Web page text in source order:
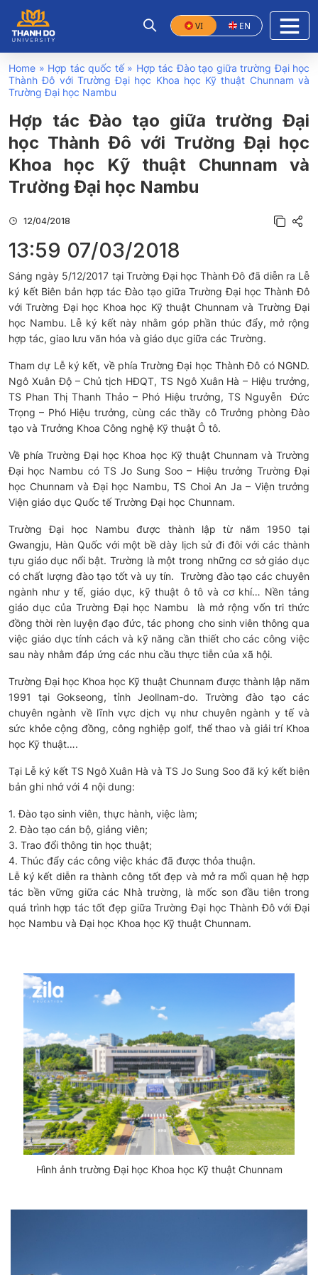
VI EN
Home » Hợp tác quốc tế» Hợp tác Đào tạo giữa trường Đại học
Thành Đô với Trường Đại học Khoa học Kỹ thuật Chunnam và
Trường Đại học Nambu
Hợp tác Đào tạo giữa trường Đại
học Thành Đô với Trường Đại học
Khoa học Kỹ thuật Chunnam và
Trường Đại học Nambu
12/04/2018
13:59 07/03/2018
Sáng ngày 5/12/2017 tại Trường Đại học Thành Đô đã diễn ra Lễ
ký kết Biên bản hợp tác Đào tạo giữa Trường Đại học Thành Đô
với Trường Đại học Khoa học Kỹ thuật Chunnam và Trường Đại
học Nambu. Lễ ký kết này nhằm góp phần thúc đẩy, mở rộng
hợp tác, giao lưu văn hóa và giáo dục giữa các Trường.
Tham dự Lễ ký kết, về phía Trường Đại học Thành Đô có NGND.
Ngô Xuân Độ – Chủ tịch HĐQT, TS Ngô Xuân Hà – Hiệu trưởng,
TS Phan Thị Thanh Thảo – Phó Hiệu trưởng, TS Nguyễn Đức
Trọng – Phó Hiệu trưởng, cùng các thầy cô Trưởng phòng Đào
tạo và Trưởng Khoa Công nghệ Kỹ thuật Ô tô.
Về phía Trường Đại học Khoa học Kỹ thuật Chunnam và Trường
Đại học Nambu có TS Jo Sung Soo – Hiệu trưởng Trường Đại
học Chunnam và Đại học Nambu, TS Choi An Ja – Viện trưởng
Viện giáo dục Quốc tế Trường Đại học Chunnam.
Trường Đại học Nambu được thành lập từ năm 1950 tại
Gwangju, Hàn Quốc với một bề dày lịch sử đi đôi với các thành
tựu giáo dục nổi bật. Trường là một trong những cơ sở giáo dục
có chất lượng đào tạo tốt và uy tín. Trường đào tạo các chuyên
ngành như y tế, giáo dục, kỹ thuật ô tô và cơ khí… Nền tảng
giáo dục của Trường Đại học Nambu là mở rộng vốn tri thức
đồng thời rèn luyện đạo đức, tác phong cho sinh viên thông qua
việc giáo dục tính cách và kỹ năng cần thiết cho các công việc
sau này nhằm đáp ứng các nhu cầu thực tiễn của xã hội.
Trường Đại học Khoa học Kỹ thuật Chunnam được thành lập năm
1991 tại Gokseong, tỉnh Jeollnam-do. Trường đào tạo các
chuyên ngành về lĩnh vực dịch vụ như chuyên ngành y tế và
sức khỏe cộng đồng, công nghiệp golf, thể thao và giải trí Khoa
học Kỹ thuật….
Tại Lễ ký kết TS Ngô Xuân Hà và TS Jo Sung Soo đã ký kết biên
bản ghi nhớ với 4 nội dung:
1. Đào tạo sinh viên, thực hành, việc làm;
2. Đào tạo cán bộ, giảng viên;
3. Trao đổi thông tin học thuật;
4. Thúc đẩy các công việc khác đã được thỏa thuận.
Lễ ký kết diễn ra thành công tốt đẹp và mở ra mối quan hệ hợp
tác bền vững giữa các Nhà trường, là mốc son đầu tiên trong
quá trình hợp tác tốt đẹp giữa Trường Đại học Thành Đô với Đại
học Nambu và Đại học Khoa học Kỹ thuật Chunnam.